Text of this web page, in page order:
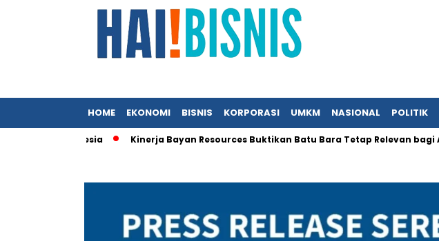
HOME EKONOMI BISNIS KORPORASI UMKM NASIONAL POLITIK
Kinerja Bayan Resources Buktikan Batu Bara Tetap Relevan bagi Asia